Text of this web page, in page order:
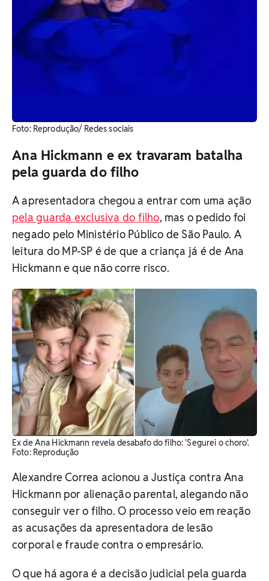
Foto: Reprodução/ Redes sociais
Ana Hickmann e ex travaram batalha
pela guarda do filho
A apresentadora chegou a entrar com uma ação
pela guarda exclusiva do filho, mas o pedido foi
negado pelo Ministério Público de São Paulo. A
leitura do MP-SP é de que a criança já é de Ana
Hickmann e que não corre risco.
Ex de Ana Hickmann revela desabafo do filho: 'Segurei o choro'.
Foto: Reprodução
Alexandre Correa acionou a Justiça contra Ana
Hickmann por alienação parental, alegando não
conseguir ver o filho. O processo veio em reação
as acusações da apresentadora de lesão
corporal e fraude contra o empresário.
O que há agora é a decisão judicial pela guarda